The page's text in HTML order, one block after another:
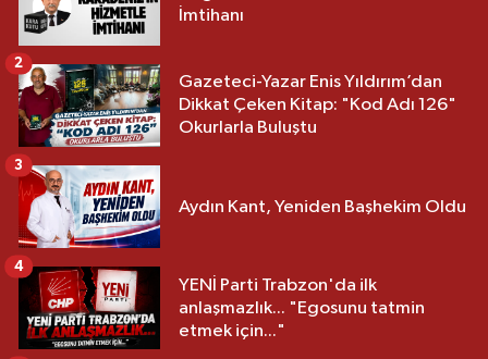
İmtihanı
Gazeteci-Yazar Enis Yıldırım’dan
Dikkat Çeken Kitap: "Kod Adı 126"
Okurlarla Buluştu
2
Aydın Kant, Yeniden Başhekim Oldu
3
YENİ Parti Trabzon'da ilk
anlaşmazlık... "Egosunu tatmin
etmek için..."
4